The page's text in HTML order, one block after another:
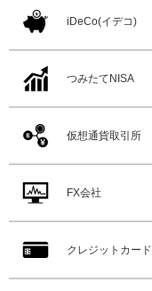
iDeCo(イデコ)
つみたてNISA
仮想通貨取引所
FX会社
クレジットカード